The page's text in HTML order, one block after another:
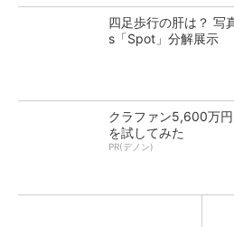
四足歩行の肝は？ 写
s「Spot」分解展示
クラファン5,600万
を試してみた
PR(デノン)